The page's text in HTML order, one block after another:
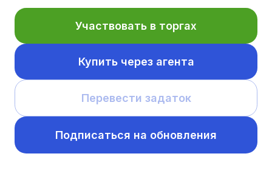
Участвовать в торгах
Купить через агента
Перевести задаток
Подписаться на обновления